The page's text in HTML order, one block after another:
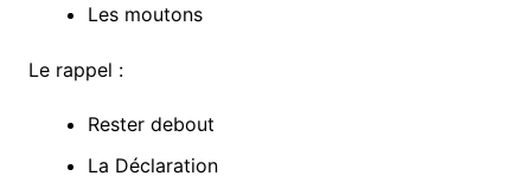
Les moutons
Le rappel :
Rester debout
La Déclaration